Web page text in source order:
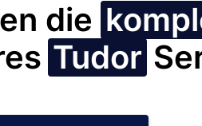
die
Tudor